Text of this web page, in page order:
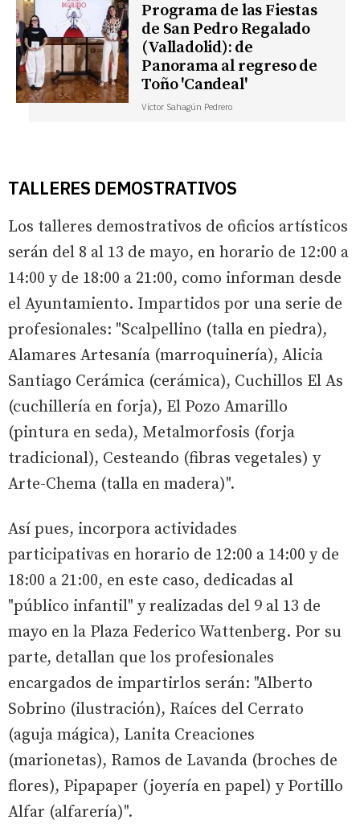
Programa de las Fiestas
de San Pedro Regalado
(Valladolid): de
Panorama al regreso de
Toño 'Candeal'
Víctor Sahagún Pedrero
TALLERES DEMOSTRATIVOS
Los talleres demostrativos de oficios artísticos
serán del 8 al 13 de mayo, en horario de 12:00 a
14:00 y de 18:00 a 21:00, como informan desde
el Ayuntamiento. Impartidos por una serie de
profesionales: "Scalpellino (talla en piedra),
Alamares Artesanía (marroquinería), Alicia
Santiago Cerámica (cerámica), Cuchillos El As
(cuchillería en forja), El Pozo Amarillo
(pintura en seda), Metalmorfosis (forja
tradicional), Cesteando (fibras vegetales) y
Arte-Chema (talla en madera)".
Así pues, incorpora actividades
participativas en horario de 12:00 a 14:00 y de
18:00 a 21:00, en este caso, dedicadas al
"público infantil" y realizadas del 9 al 13 de
mayo en la Plaza Federico Wattenberg. Por su
parte, detallan que los profesionales
encargados de impartirlos serán: "Alberto
Sobrino (ilustración), Raíces del Cerrato
(aguja mágica), Lanita Creaciones
(marionetas), Ramos de Lavanda (broches de
flores), Pipapaper (joyería en papel) y Portillo
Alfar (alfarería)".